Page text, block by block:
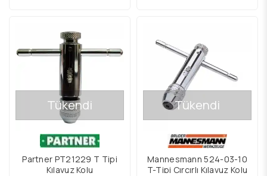
Tükendi
Partner PT21229 T Tipi
Kılavuz Kolu
Tükendi
Mannesmann 524-03-10
T-Tipi Cırcırlı Kılavuz Kolu